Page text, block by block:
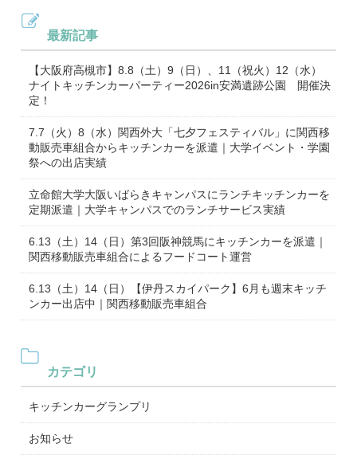
最新記事
【大阪府高槻市】8.8（土）9（日）、11（祝火）12（水）
ナイトキッチンカーパーティー2026in安満遺跡公園 開催決
定！
7.7（火）8（水）関西外大「七夕フェスティバル」に関西移
動販売車組合からキッチンカーを派遣｜大学イベント・学園
祭への出店実績
立命館大学大阪いばらきキャンパスにランチキッチンカーを
定期派遣｜大学キャンパスでのランチサービス実績
6.13（土）14（日）第3回阪神競馬にキッチンカーを派遣｜
関西移動販売車組合によるフードコート運営
6.13（土）14（日）【伊丹スカイパーク】6月も週末キッチ
ンカー出店中｜関西移動販売車組合
カテゴリ
キッチンカーグランプリ
お知らせ